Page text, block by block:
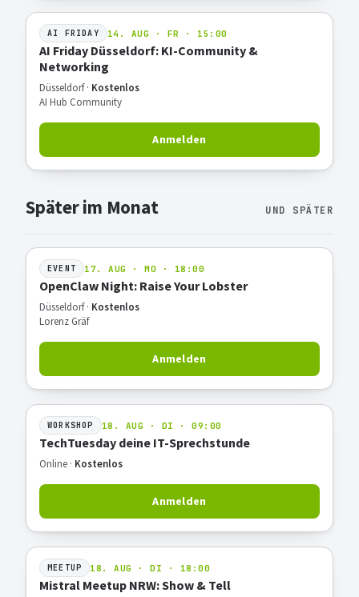
AI FRIDAY 14. AUG · FR · 15:00
AI Friday Düsseldorf: KI-Community &
Networking
Düsseldorf · Kostenlos
AI Hub Community
Anmelden
Später im Monat UND SPÄTER
EVENT 17. AUG · MO · 18:00
OpenClaw Night: Raise Your Lobster
Düsseldorf · Kostenlos
Lorenz Gräf
Anmelden
WORKSHOP 18. AUG · DI · 09:00
TechTuesday deine IT-Sprechstunde
Online · Kostenlos
Anmelden
MEETUP 18. AUG · DI · 18:00
Mistral Meetup NRW: Show & Tell